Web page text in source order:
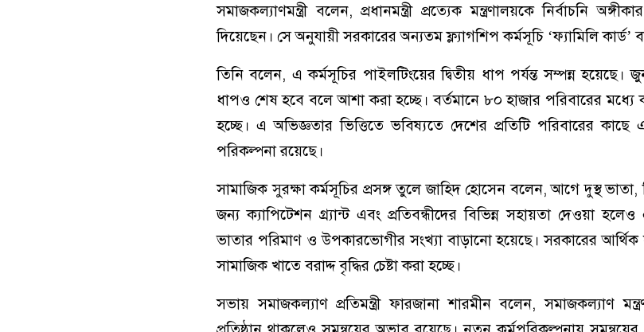
সমাজকল্যাণমন্ত্রী বলেন, প্রধানমন্ত্রী প্রত্যেক মন্ত্রণালয়কে নির্বাচনি
দিয়েছেন। সে অনুযায়ী সরকারের অন্যতম ফ্ল্যাগশিপ কর্মসূচি ‘ফ্যামিলি কার্ড’
তিনি বলেন, এ কর্মসূচির পাইলটিংয়ের দ্বিতীয় ধাপ পর্যন্ত সম্পন্ন
ধাপও শেষ হবে বলে আশা করা হচ্ছে। বর্তমানে ৮০ হাজার পরিবারের মধ্যে
হচ্ছে। এ অভিজ্ঞতার ভিত্তিতে ভবিষ্যতে দেশের প্রতিটি পরিবারের
পরিকল্পনা রয়েছে।
সামাজিক সুরক্ষা কর্মসূচির প্রসঙ্গ তুলে জাহিদ হোসেন বলেন, আগে দুস্থ
জন্য ক্যাপিটেশন গ্র্যান্ট এবং প্রতিবন্ধীদের বিভিন্ন সহায়তা দেওয়া
ভাতার পরিমাণ ও উপকারভোগীর সংখ্যা বাড়ানো হয়েছে। সরকারের আর্থিক
সামাজিক খাতে বরাদ্দ বৃদ্ধির চেষ্টা করা হচ্ছে।
সভায় সমাজকল্যাণ প্রতিমন্ত্রী ফারজানা শারমীন বলেন, সমাজকল্যাণ